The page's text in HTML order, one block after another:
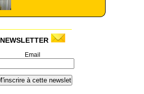
NEWSLETTER
Email